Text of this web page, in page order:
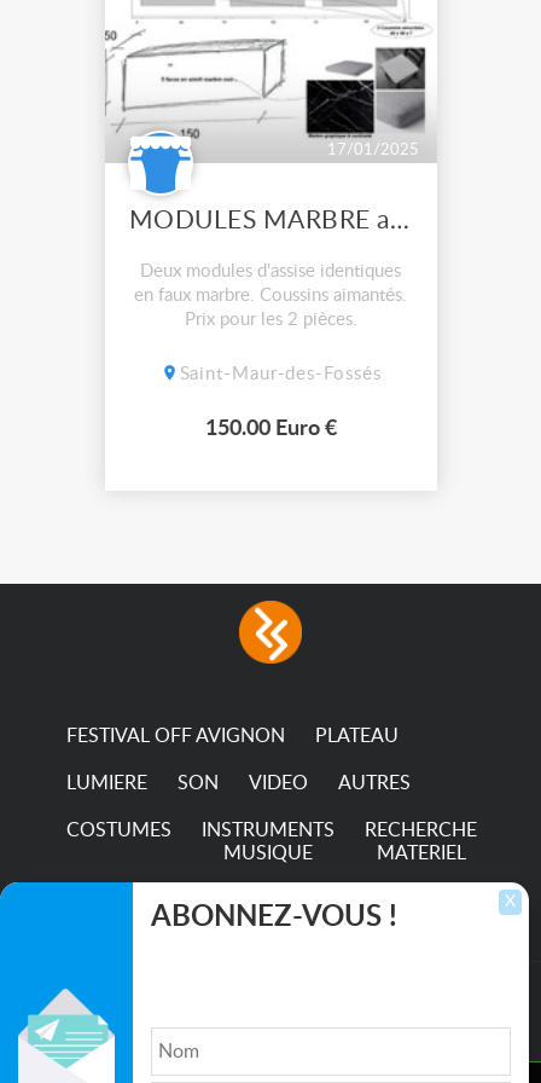
17/01/2025
MODULES MARBRE avec coussins
Deux modules d'assise identiques
en faux marbre. Coussins aimantés.
Prix pour les 2 pièces.
Saint-Maur-des-Fossés
150.00 Euro €
FESTIVAL OFF AVIGNON PLATEAU
LUMIERE SON VIDEO AUTRES
COSTUMES
INSTRUMENTS
MUSIQUE
RECHERCHE
MATERIEL
TRANSPORTS X
ABONNEZ-VOUS !